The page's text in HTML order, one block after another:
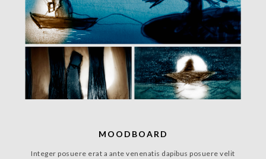
MOODBOARD
Integer posuere erat a ante venenatis dapibus posuere velit